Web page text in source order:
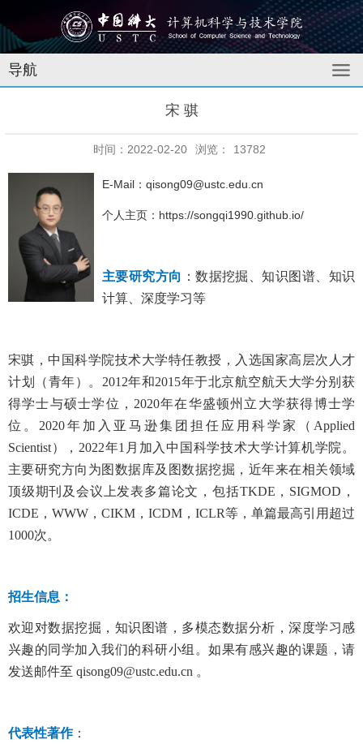
导航
宋 骐
时间：2022-02-20 浏览： 13782
E-Mail：qisong09@ustc.edu.cn
个人主页： https://songqi1990.github.io/
主要研究方向 ：数据挖掘、知识图谱、知识
计算、深度学习等
宋骐，中国科学院技术大学特任教授，入选国家高层次人才
计划（青年）。2012年和2015年于北京航空航天大学分别获
得学士与硕士学位，2020年在华盛顿州立大学获得博士学
位。2020年加入亚马逊集团担任应用科学家（Applied
Scientist），2022年1月加入中国科学技术大学计算机学院。
主要研究方向为图数据库及图数据挖掘，近年来在相关领域
顶级期刊及会议上发表多篇论文，包括TKDE，SIGMOD，
ICDE，WWW，CIKM，ICDM，ICLR等，单篇最高引用超过
1000次。
招生信息：
欢迎对数据挖掘，知识图谱，多模态数据分析，深度学习感
兴趣的同学加入我们的科研小组。如果有感兴趣的课题，请
发送邮件至 qisong09@ustc.edu.cn 。
代表性著作：